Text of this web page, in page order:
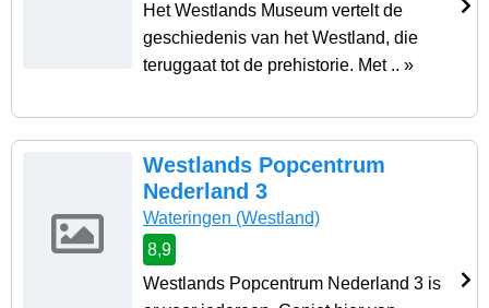
Het Westlands Museum vertelt de
geschiedenis van het Westland, die
teruggaat tot de prehistorie. Met .. »
Westlands Popcentrum
Nederland 3
Wateringen (Westland)
8,9
Westlands Popcentrum Nederland 3 is